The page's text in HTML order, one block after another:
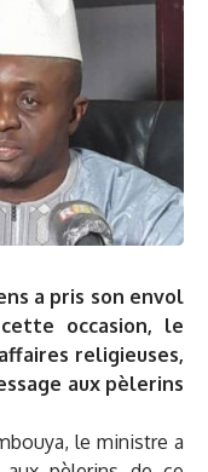
a pris son envol
occasion, le
religieuses,
aux pèlerins
le ministre a